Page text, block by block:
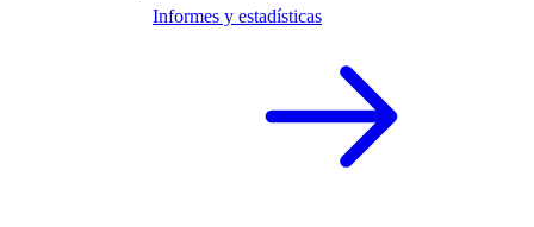
Informes y estadísticas